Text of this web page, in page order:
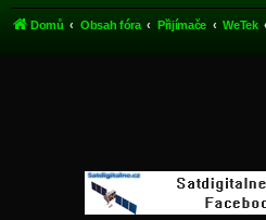
Domů Obsah fóra Přijímače WeTek